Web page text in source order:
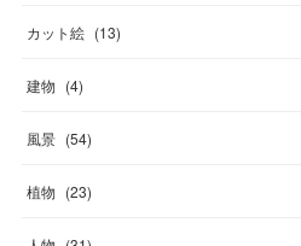
カット絵 (13)
建物 (4)
風景 (54)
植物 (23)